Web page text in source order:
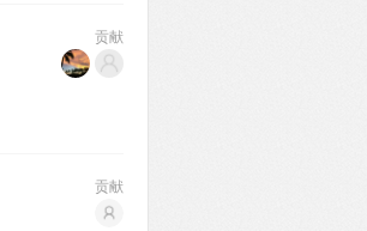
贡献
贡献